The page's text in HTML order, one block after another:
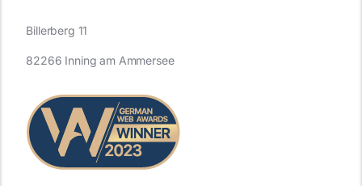
Billerberg 11
82266 Inning am Ammersee